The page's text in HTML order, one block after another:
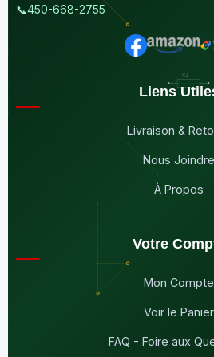
📞450-668-2755
Liens
Livraison &
Nous Joindre
À Propos
Votre
Mon Compte
Voir le Panier
FAQ - Foire aux